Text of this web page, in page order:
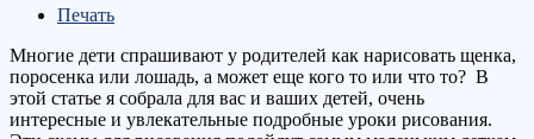
Печать
Многие дети спрашивают у родителей как нарисовать щенка,
поросенка или лошадь, а может еще кого то или что то? В
этой статье я собрала для вас и ваших детей, очень
интересные и увлекательные подробные уроки рисования.